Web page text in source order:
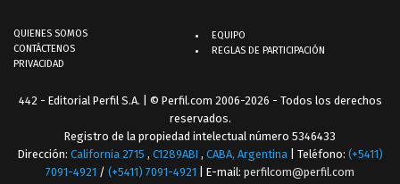
QUIENES SOMOS
CONTÁCTENOS
PRIVACIDAD
EQUIPO
REGLAS DE PARTICIPACIÓN
442 - Editorial Perfil S.A. | © Perfil.com 2006-2026 - Todos los derechos
reservados.
Registro de la propiedad intelectual número 5346433
Dirección: California 2715 , C1289ABI , CABA, Argentina | Teléfono: (+5411)
7091-4921 / (+5411) 7091-4921 | E-mail: perfilcom@perfil.com